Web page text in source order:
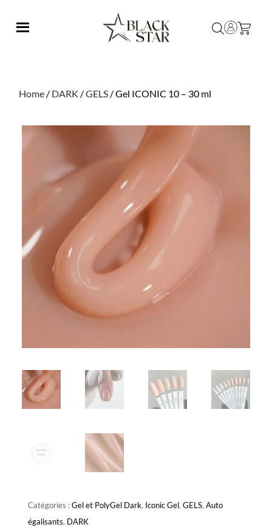
Home / DARK /GELS / Gel ICONIC 10 – 30 ml
Catégories :Gel et PolyGel Dark, Iconic Gel, GELS, Auto
égalisants, DARK